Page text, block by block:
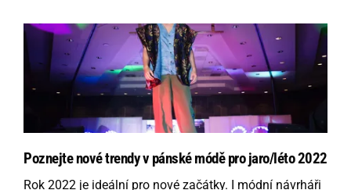
Poznejte nové trendy v pánské módě pro jaro/léto 2022
Rok 2022 je ideální pro nové začátky. I módní návrháři